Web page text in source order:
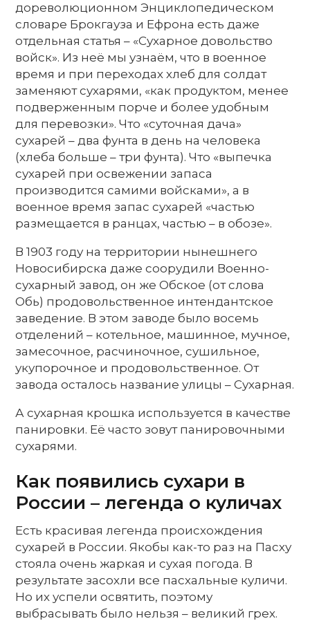
дореволюционном Энциклопедическом
словаре Брокгауза и Ефрона есть даже
отдельная статья – «Сухарное довольство
войск». Из неё мы узнаём, что в военное
время и при переходах хлеб для солдат
заменяют сухарями, «как продуктом, менее
подверженным порче и более удобным
для перевозки». Что «суточная дача»
сухарей – два фунта в день на человека
(хлеба больше – три фунта). Что «выпечка
сухарей при освежении запаса
производится самими войсками», а в
военное время запас сухарей «частью
размещается в ранцах, частью – в обозе».
В 1903 году на территории нынешнего
Новосибирска даже соорудили Военно-
сухарный завод, он же Обское (от слова
Обь) продовольственное интендантское
заведение. В этом заводе было восемь
отделений – котельное, машинное, мучное,
замесочное, расчиночное, сушильное,
укупорочное и продовольственное. От
завода осталось название улицы – Сухарная.
А сухарная крошка используется в качестве
панировки. Её часто зовут панировочными
сухарями.
Как появились сухари в
России – легенда о куличах
Есть красивая легенда происхождения
сухарей в России. Якобы как-то раз на Пасху
стояла очень жаркая и сухая погода. В
результате засохли все пасхальные куличи.
Но их успели освятить, поэтому
выбрасывать было нельзя – великий грех.